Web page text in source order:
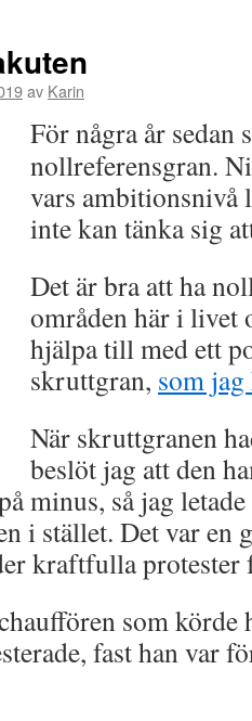
av Karin
För några år sedan
nollreferensgran.
vars ambitionsnivå
inte kan tänka sig
Det är bra att ha
områden här i livet
hjälpa till med ett
skruttgran, som
När skruttgranen
beslöt jag att den
minus, så jag
i stället. Det var en
kraftfulla
som körde
fast han var